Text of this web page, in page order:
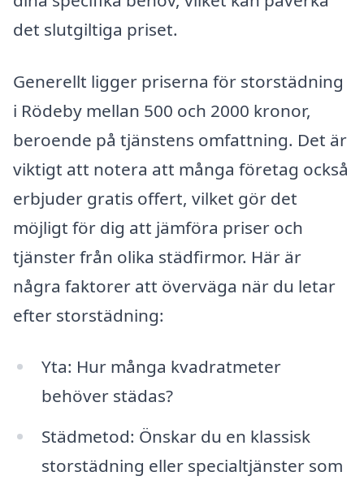
det slutgiltiga priset.
Generellt ligger priserna för storstädning
i Rödeby mellan 500 och 2000 kronor,
beroende på tjänstens omfattning. Det är
viktigt att notera att många företag också
erbjuder gratis offert, vilket gör det
möjligt för dig att jämföra priser och
tjänster från olika städfirmor. Här är
några faktorer att överväga när du letar
efter storstädning:
Yta: Hur många kvadratmeter
behöver städas?
Städmetod: Önskar du en klassisk
storstädning eller specialtjänster som